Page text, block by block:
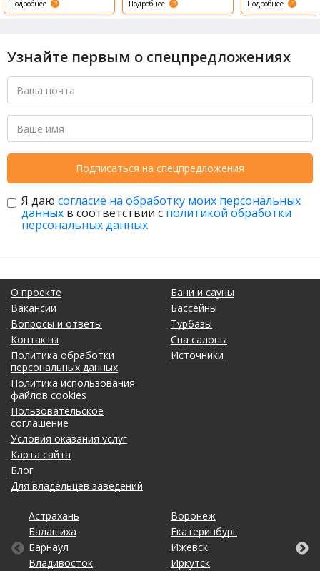
Подробнее
Подробнее
Подробнее
Узнайте первым о спецпредложениях
Подписаться на спецпредложения
Я даю согласие на обработку моих персональных
данных в соответствии с политикой обработки
персональных данных
О проекте
Вакансии
Вопросы и ответы
Контакты
Политика обработки
персональных данных
Политика использования
файлов cookies
Пользовательское
соглашение
Условия оказания услуг
Карта сайта
Блог
Для владельцев заведений
Бани и сауны
Бассейны
Турбазы
Спа салоны
Источники
Астрахань
Балашиха
Барнаул
Владивосток
Воронеж
Екатеринбург
Ижевск
Иркутск
Калининград
Кемерово
Киров
Краснодар
Липецк
Махачкала
Набережные Челны
Нижний Новгород
Омск
Оренбург
Пенза
Пермь
Рязань
Самара
Санкт-Петербург
Саратов
Тольятти
Томск
Тула
Тюмень
Уфа
Хабаровск
Чебоксары
Челябинск